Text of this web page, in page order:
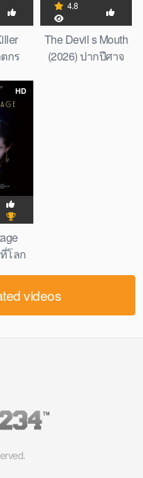
กร
4.8
The Devil s Mouth
(2026) ปากปีศาจ
HD
โลก
videos